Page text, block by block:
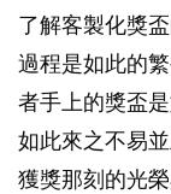
了解客製化獎
過程是如此的
者手上的獎盃
如此來之不易
獲獎那刻的光榮